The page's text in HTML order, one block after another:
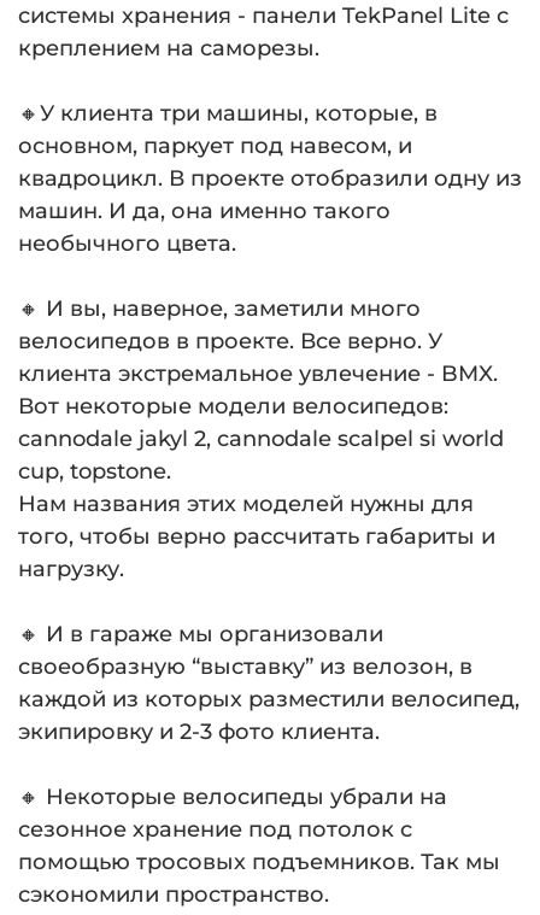
системы хранения - панели TekPanel Lite с
креплением на саморезы.
🔸У клиента три машины, которые, в
основном, паркует под навесом, и
квадроцикл. В проекте отобразили одну из
машин. И да, она именно такого
необычного цвета.
🔸 И вы, наверное, заметили много
велосипедов в проекте. Все верно. У
клиента экстремальное увлечение - BMX.
Вот некоторые модели велосипедов:
cannodale jakyl 2, cannodale scalpel si world
cup, topstone.
Нам названия этих моделей нужны для
того, чтобы верно рассчитать габариты и
нагрузку.
🔸 И в гараже мы организовали
своеобразную “выставку” из велозон, в
каждой из которых разместили велосипед,
экипировку и 2-3 фото клиента.
🔸 Некоторые велосипеды убрали на
сезонное хранение под потолок с
помощью тросовых подъемников. Так мы
сэкономили пространство.